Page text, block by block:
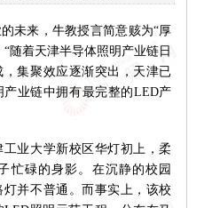
来，牛教授言简意赅为“厚
随着天津半导体照明产业链日
集聚效应逐渐突出，天津已
业链中拥有最完整的LED产
业大学新校区华灯初上，柔
忙碌的身影。在沉静的校园
并不普通。而事实上，该校